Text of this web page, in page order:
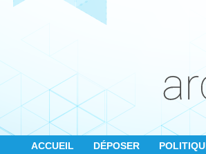
ACCUEIL DÉPOSER